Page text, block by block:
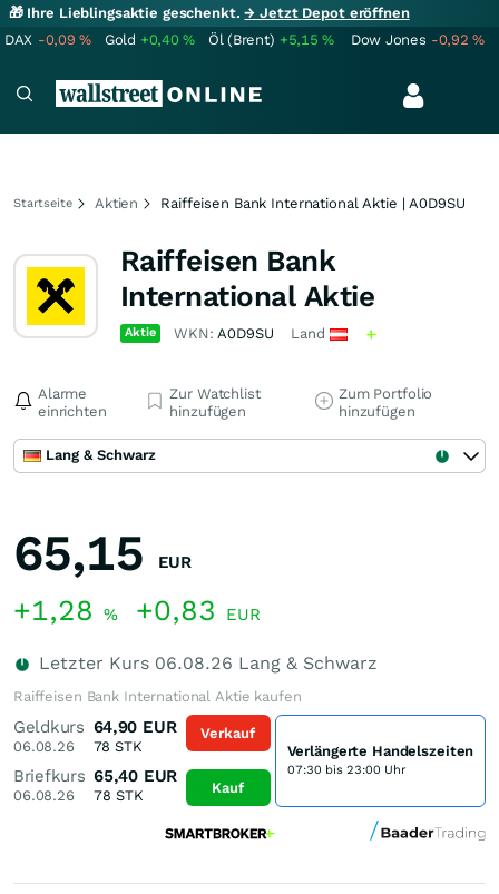
🎁 Ihre Lieblingsaktie geschenkt.→ Jetzt Depot eröffnen
DAX -0,09% Gold +0,40% Öl (Brent) +5,15% Dow Jones -0,92%
Startseite Aktien Raiffeisen Bank International Aktie | A0D9SU
Raiffeisen Bank
International Aktie
Aktie WKN:A0D9SU Land
Alarme
einrichten
Zur Watchlist
hinzufügen
Zum Portfolio
hinzufügen
Lang & Schwarz
65,15 EUR
+1,28 % +0,83 EUR
Letzter Kurs 06.08.26 Lang & Schwarz
Raiffeisen Bank International Aktie kaufen
Geldkurs
06.08.26
64,90 EUR
78 STK
Briefkurs
06.08.26
65,40 EUR
78 STK
Verkauf
Kauf
Verlängerte Handelszeiten
07:30 bis 23:00 Uhr